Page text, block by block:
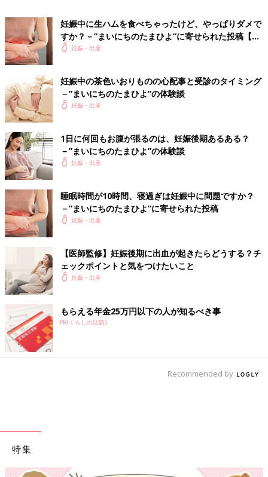
見ましょう。出血が止まらない場合、出血が増えていく場合は産
院に連絡して早めに受診してください。その際、出血の量、色、
状態などを産院スタッフにできるだけ詳しく伝えることが大切で
す。
妊娠中期の出血 原因と対処法
宮頸管ポリープ。これらは少量の出血を伴いますが、おなかの張
りや痛みを感じることはありません。おなかの張りや痛みを伴わ
ない出血であれば、あまり心配いらないケースが多いのですが、
ポリープからの出血を繰り返す場合は感染の原因にもなるため、
医師が注意深く経過を観察していきます。一方、おなかの張りや
痛みを伴う出血の場合は、切迫流・早産や前置胎盤などトラブル
の可能性が。出血量の多い・少ないに限らず、早めに受診する必
要があります。
中期の出血の原因はさまざまです
子宮腟部のびらん
子宮腟部（子宮の入り口）の粘膜がホルモンの影響で充血した状
態になること。赤ちゃんが大きくなることで圧迫され、うっ血を
起こして、にじむような出血が起きることがあります。出血の量
は下着につく程度の少量です。びらんがあると、内診やセックス
同様に少量の出血が見られます。妊娠中期は経過観察することが
多いですが、ポリープから頻繁に出血する場合は細菌感染を招い
妊娠中に生ハムを食べちゃったけど、やっぱりダメで
すか？－”まいにちのたまひよ”に寄せられた投稿【体
験談】妊娠・出産
妊娠中の茶色いおりものの心配事と受診のタイミング
－”まいにちのたまひよ”の体験談
妊娠・出産
1日に何回もお腹が張るのは、妊娠後期あるある？
－”まいにちのたまひよ”の体験談
妊娠・出産
睡眠時間が10時間、寝過ぎは妊娠中に問題ですか？
－”まいにちのたまひよ”に寄せられた投稿
妊娠・出産
【医師監修】妊娠後期に出血が起きたらどうする？チ
ェックポイントと気をつけたいこと
妊娠・出産
もらえる年金25万円以下の人が知るべき事
PR(くらしの話題)
Recommended by
特集